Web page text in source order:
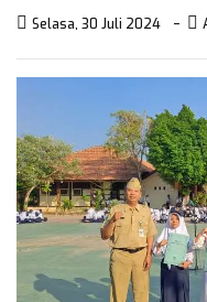
Selasa, 30 Juli 2024